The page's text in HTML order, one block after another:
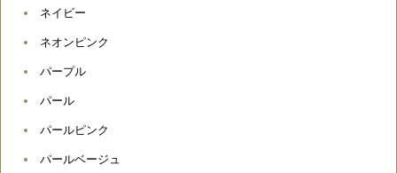
ネイビー
ネオンピンク
パープル
パール
パールピンク
パールベージュ